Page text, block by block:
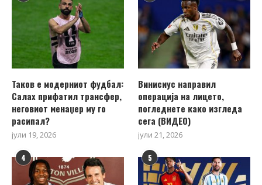
Таков е модерниот фудбал:
Салах прифатил трансфер,
неговиот менаџер му го
расипал?
јули 19, 2026
Винисиус направил
операција на лицето,
погледнете како изгледа
сега (ВИДЕО)
јули 21, 2026
4 5